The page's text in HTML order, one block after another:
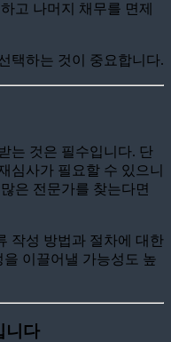
고 나머지 채무를 면제
택하는 것이 중요합니다.
는 것은 필수입니다. 단
심사가 필요할 수 있으니
은 전문가를 찾는다면
작성 방법과 절차에 대한
이끌어낼 가능성도 높
니다